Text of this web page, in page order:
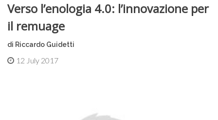
Verso l’enologia 4.0: l’innovazione per
il remuage
di Riccardo Guidetti
12 July 2017